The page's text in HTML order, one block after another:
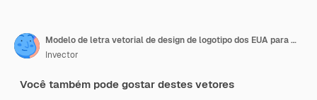
Modelo de letra vetorial de design de logotipo dos EUA para marca
Invector
Você também pode gostar destes vetores